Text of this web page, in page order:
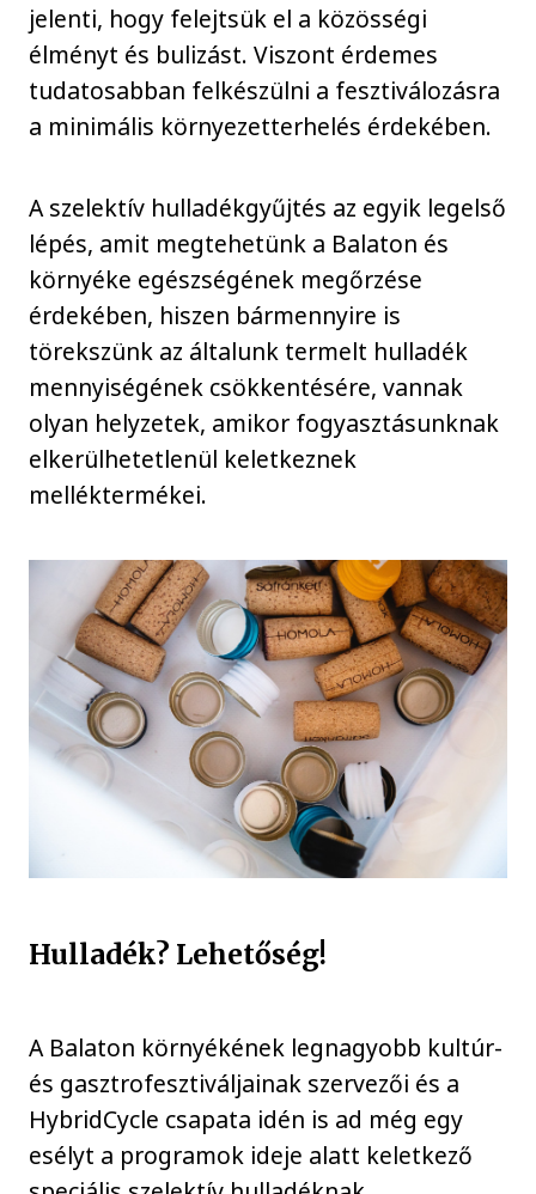
jelenti, hogy felejtsük el a közösségi
élményt és bulizást. Viszont érdemes
tudatosabban felkészülni a fesztiválozásra
a minimális környezetterhelés érdekében.
A szelektív hulladékgyűjtés az egyik legelső
lépés, amit megtehetünk a Balaton és
környéke egészségének megőrzése
érdekében, hiszen bármennyire is
törekszünk az általunk termelt hulladék
mennyiségének csökkentésére, vannak
olyan helyzetek, amikor fogyasztásunknak
elkerülhetetlenül keletkeznek
melléktermékei.
Hulladék? Lehetőség!
A Balaton környékének legnagyobb kultúr-
és gasztrofesztiváljainak szervezői és a
HybridCycle csapata idén is ad még egy
esélyt a programok ideje alatt keletkező